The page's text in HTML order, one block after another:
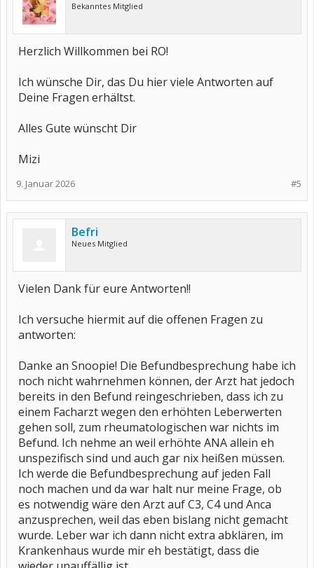
Bekanntes Mitglied
Herzlich Willkommen bei RO!
Ich wünsche Dir, das Du hier viele Antworten auf
Deine Fragen erhältst.
Alles Gute wünscht Dir
Mizi
#5
9. Januar 2026
Befri
Neues Mitglied
Vielen Dank für eure Antworten!!
Ich versuche hiermit auf die offenen Fragen zu
antworten:
Danke an Snoopie! Die Befundbesprechung habe ich
noch nicht wahrnehmen können, der Arzt hat jedoch
bereits in den Befund reingeschrieben, dass ich zu
einem Facharzt wegen den erhöhten Leberwerten
gehen soll, zum rheumatologischen war nichts im
Befund. Ich nehme an weil erhöhte ANA allein eh
unspezifisch sind und auch gar nix heißen müssen.
Ich werde die Befundbesprechung auf jeden Fall
noch machen und da war halt nur meine Frage, ob
es notwendig wäre den Arzt auf C3, C4 und Anca
anzusprechen, weil das eben bislang nicht gemacht
wurde. Leber war ich dann nicht extra abklären, im
Krankenhaus wurde mir eh bestätigt, dass die